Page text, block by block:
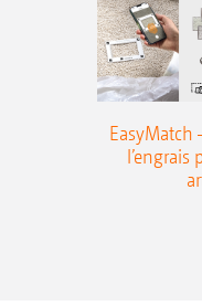
EasyMatch
l’engrais